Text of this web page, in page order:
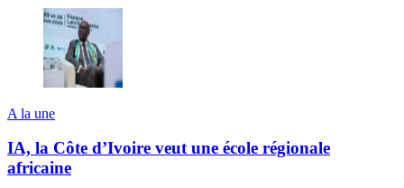
A la une
IA, la Côte d’Ivoire veut une école régionale
africaine